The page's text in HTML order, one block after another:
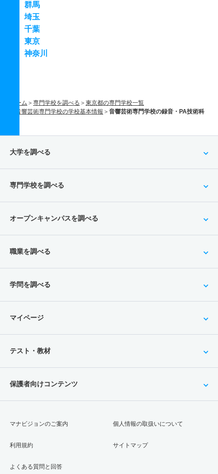
群馬
埼玉
千葉
東京
神奈川
ホーム 専門学校を調べる
東京都の専門学校一覧
音響芸術専門学校の学校基本情報
音響芸術専門学校の録音・PA技術科
大学を調べる
専門学校を調べる
オープンキャンパスを調べる
職業を調べる
学問を調べる
マイページ
テスト・教材
保護者向けコンテンツ
マナビジョンのご案内
利用規約
よくある質問と回答
個人情報の取扱いについて
サイトマップ